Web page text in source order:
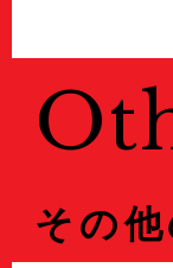
その